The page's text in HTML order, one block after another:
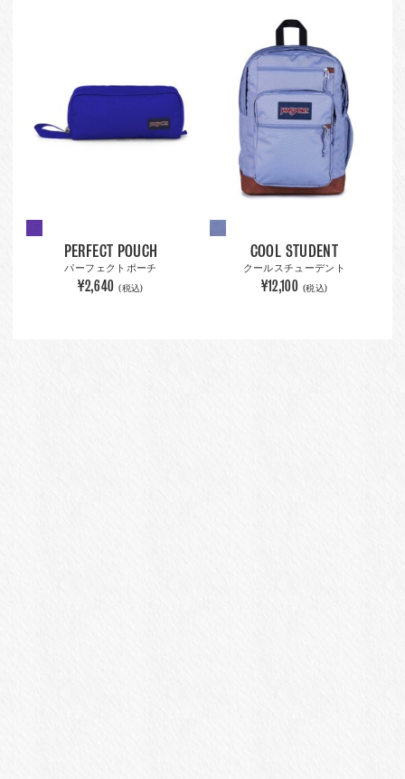
PERFECT POUCH
パーフェクトポーチ
¥2,640 (税込)
COOL STUDENT
クールスチューデント
¥12,100 (税込)